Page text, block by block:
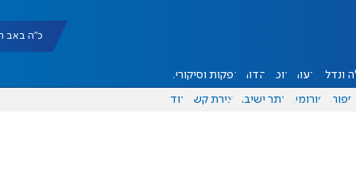
כ"ה באב תשפ"ו
ונדל"ן דעות אוכל יהדות הפקות וסיקורים
ספורט פורומים אתר ישיבה יצירת קשר עוד